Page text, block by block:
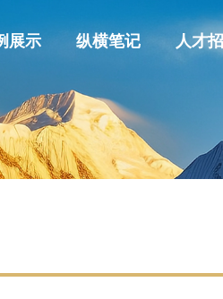
展示 纵横笔记 人才